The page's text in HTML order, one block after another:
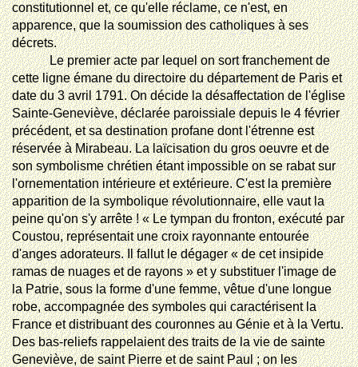
constitutionnelet, ce qu'elle réclame, ce n'est, en
apparence, que la soumission des catholiques à ses
décrets.
Le premier acte par lequel on sort franchement de
cette ligne émane du directoire du département de Paris et
date du 3 avril 1791. On décide la désaffectation de l'église
Sainte-Geneviève, déclarée paroissiale depuis le 4 février
précédent, et sa destination profane dont l'étrenne est
réservée à Mirabeau. La laïcisation du gros oeuvre et de
son symbolisme chrétien étant impossible on se rabat sur
l'ornementation intérieure et extérieure. C'est la première
apparition de la symbolique révolutionnaire, elle vaut la
peine qu'on s'y arrête ! « Le tympan du fronton, exécuté par
Coustou, représentait une croix rayonnante entourée
d'anges adorateurs. Il fallut le dégager « de cet insipide
ramas de nuages et de rayons » et y substituer l'image de
la Patrie, sous la forme d'une femme, vêtue d'une longue
robe, accompagnée des symboles qui caractérisent la
France et distribuant des couronnes au Génie et à la Vertu.
Des bas-reliefs rappelaient des traits de la vie de sainte
Geneviève, de saint Pierre et de saint Paul ; on les